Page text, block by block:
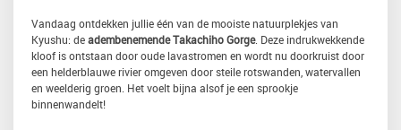
Vandaag ontdekken jullie één van de mooiste natuurplekjes van
Kyushu: deadembenemende Takachiho Gorge. Deze indrukwekkende
kloof is ontstaan door oude lavastromen en wordt nu doorkruist door
een helderblauwe rivier omgeven door steile rotswanden, watervallen
en weelderig groen. Het voelt bijna alsof je een sprookje
binnenwandelt!